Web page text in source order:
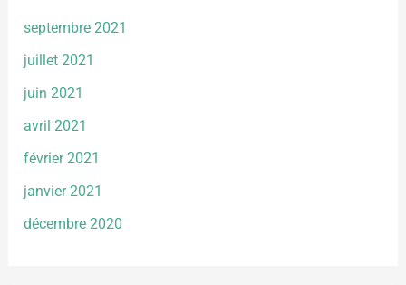
septembre 2021
juillet 2021
juin 2021
avril 2021
février 2021
janvier 2021
décembre 2020